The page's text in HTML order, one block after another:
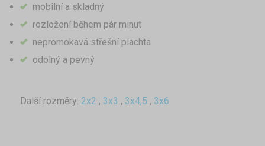
mobilní a skladný
rozložení během pár minut
nepromokavá střešní plachta
odolný a pevný
Další rozměry: 2x2 , 3x3 , 3x4,5 , 3x6